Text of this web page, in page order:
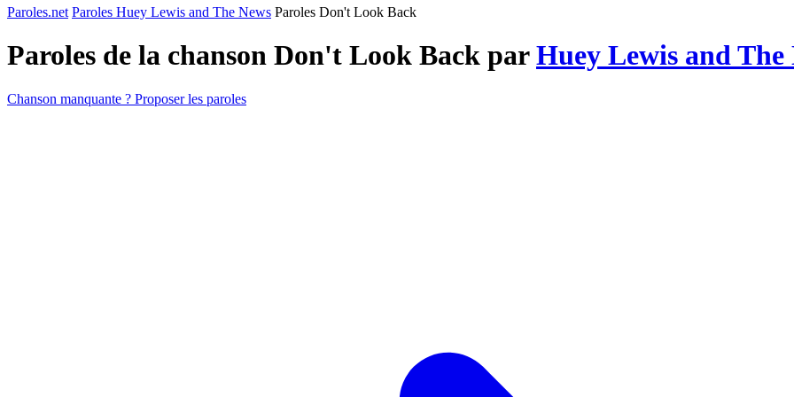
Paroles.net Paroles Huey Lewis and The News Paroles Don't Look Back
Paroles de la chanson Don't Look Back parHuey Lewis and The
Chanson manquante ? Proposer les paroles